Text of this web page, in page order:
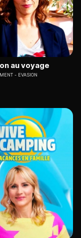
au voyage
EVASION